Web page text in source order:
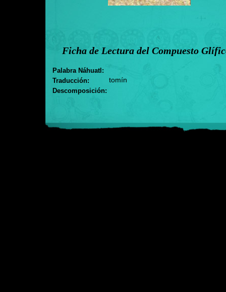
Ficha de Lectura del Compuesto
Palabra Náhuatl:
Traducción:
tomín
Descomposición: